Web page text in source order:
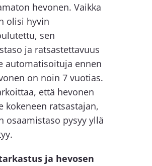
hevonen. Vaikka
olisi hyvin
sen
ja ratsastettavuus
automatisoituja ennen
on noin 7 vuotias.
että hevonen
kokeneen ratsastajan,
osaamistaso pysyy yllä
ja hevosen